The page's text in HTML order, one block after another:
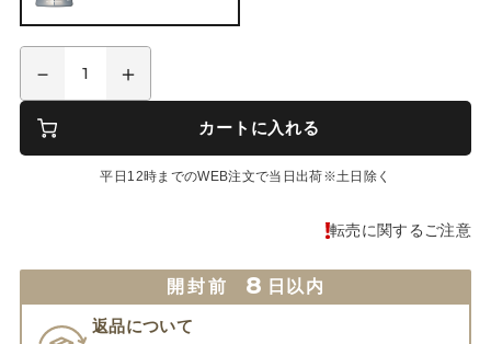
カートに入れる
平日12時までのWEB注文で当日出荷※土日除く
転売に関するご注意
開封前 8 日以内
返品について